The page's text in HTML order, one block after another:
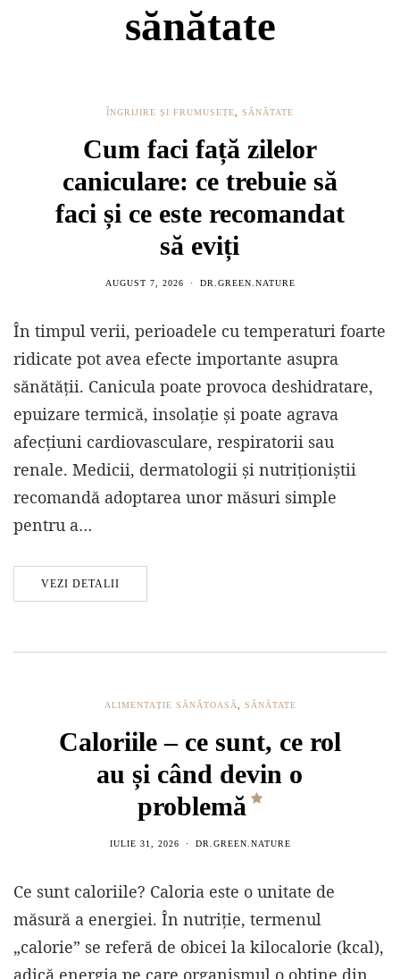
sănătate
ÎNGRIJIRE ȘI FRUMUSEȚE SĂNĂTATE
Cum faci față zilelor
caniculare: ce trebuie să
faci și ce este recomandat
să eviți
AUGUST 7, 2026 DR.GREEN.NATURE
În timpul verii, perioadele cu temperaturi foarte
ridicate pot avea efecte importante asupra
sănătății. Canicula poate provoca deshidratare,
epuizare termică, insolație și poate agrava
afecțiuni cardiovasculare, respiratorii sau
renale. Medicii, dermatologii și nutriționiștii
recomandă adoptarea unor măsuri simple
pentru a…
VEZI DETALII
ALIMENTAȚIE SĂNĂTOASĂ SĂNĂTATE
Caloriile – ce sunt, ce rol
au și când devin o
problemă
IULIE 31, 2026 DR.GREEN.NATURE
Ce sunt caloriile? Caloria este o unitate de
măsură a energiei. În nutriție, termenul
„calorie” se referă de obicei la kilocalorie (kcal),
adică energia pe care organismul o obține din